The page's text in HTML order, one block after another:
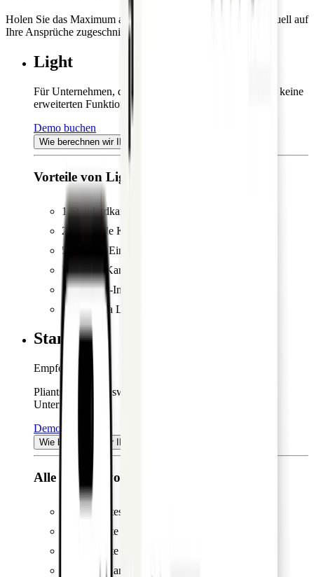
Holen Sie das Maximum aus Pliant heraus, mit einem individuell auf
Ihre Ansprüche zugeschnittenen Plan.
Light
Für Unternehmen, die viele Transaktionen tätigen, aber keine
erweiterten Funktionen oder Integrationen brauchen.
Demo buchen
Wie berechnen wir Ihren Preis?
Vorteile von Light:
1 Standardkarte pro Benutzer
25 Virtuelle Kreditkarten
5 virtuelle Einmal-Karten pro Monat
Premium-Karten auf Anfrage erhältlich
1 Standard-Integration
Support via Live-Chat
Standard
Empfohlen
Pliants empfehlenswerte Lösung für die meisten
Unternehmen.
Demo buchen
Wie berechnen wir Ihren Preis?
Alle Vorteile von Light, plus:
Unbegrenztes Cashback*
Unbegrenzte virtuelle Kreditkarten
Unbegrenzte Einmal-Kreditkarten
Premium-Karten auf Anfrage erhältlich